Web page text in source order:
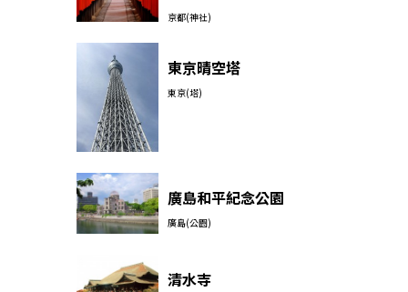
京都(神社)
東京晴空塔
東京(塔)
廣島和平紀念公園
廣島(公園)
清水寺